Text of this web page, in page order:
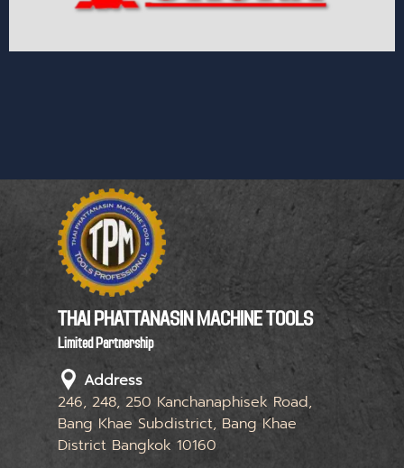
THAI PHATTANASIN MACHINE TOOLS
Limited Partnership
Address
246, 248, 250 Kanchanaphisek Road,
Bang Khae Subdistrict, Bang Khae
District Bangkok 10160